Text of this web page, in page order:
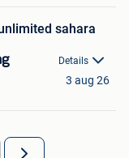
sahara
Details
3 aug 26